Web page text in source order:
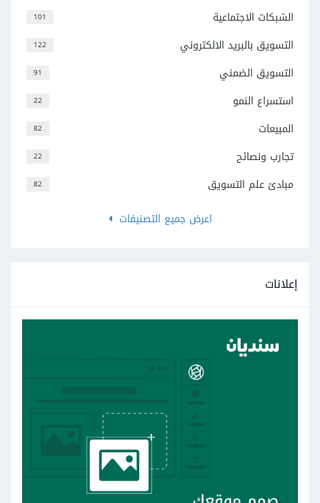
101 الشبكات الاجتماعية
122 التسويق بالبريد الالكتروني
91 التسويق الضمني
22 استسراع النمو
82 المبيعات
22 تجارب ونصائح
82
مبادئ علم التسويق
اعرض جميع التصنيفات
إعلانات